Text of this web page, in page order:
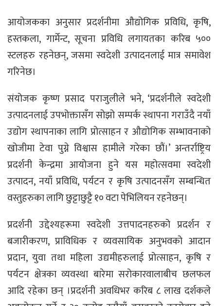
आयोजकका अनुसार प्रदर्शनीमा औद्योगिक प्रविधि, कृषि,
हस्तकला, गार्मेन्ट, सूचना प्रविधि लगायतका करिब ५००
स्टलहरु रहनेछन्, जसमा स्वदेशी उत्पादनलाई मात्र समावेश
गरिनेछ।
संयोजक कृष्ण प्रसाद पराजुलीले भने, ‘प्रदर्शनीले स्वदेशी
उत्पादनलाई उपभोक्तासँग सोझो सम्पर्क स्थापना गराउँदै नयाँ
उद्योग स्थापनाका लागि प्रोत्साहन र औद्योगिक सम्भावनाको
खोजीमा टेवा पुग्ने विश्वास हामीले गरेका छौं।’ अन्तर्राष्ट्रिय
प्रदर्शनी केन्द्रमा आयोजना हुने यस महोत्सवमा स्वदेशी
उत्पादन, नयाँ प्रविधि, पर्यटन र कृषि उत्पादनसँग सम्बन्धित
वस्तुहरुका लागि छुट्टाछुट्टै १० वटा पेभिलियन रहनेछन्।
प्रदर्शनी उद्देश्यहरूमा स्वदेशी उत्तपादनहरुको प्रदर्शन र
बजारीकरण, प्राविधिक र व्यवसायिक अनुभवको आदान
प्रदान, युवा तथा महिला उद्यमीहरुलाई प्रोत्साहन, कृषि र
पर्यटन क्षेत्रका व्यवस्था बारेमा सरोकारवालाबीच छलफल
आदि रहेका छन् ।प्रदर्शनी अवधिभर करिब ८ लाख दर्शकले